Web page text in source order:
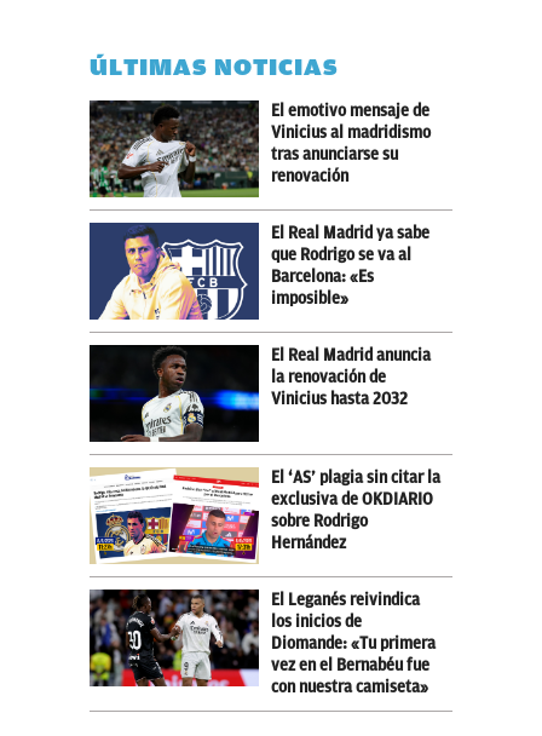
ÚLTIMAS NOTICIAS
El emotivo mensaje de
Vinicius al madridismo
tras anunciarse su
renovación
El Real Madrid ya sabe
que Rodrigo se va al
Barcelona: «Es
imposible»
El Real Madrid anuncia
la renovación de
Vinicius hasta 2032
El ‘AS’ plagia sin citar la
exclusiva de OKDIARIO
sobre Rodrigo
Hernández
El Leganés reivindica
los inicios de
Diomande: «Tu primera
vez en el Bernabéu fue
con nuestra camiseta»